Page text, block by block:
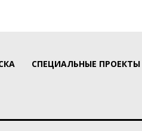
СПЕЦИАЛЬНЫЕ ПРОЕКТЫ